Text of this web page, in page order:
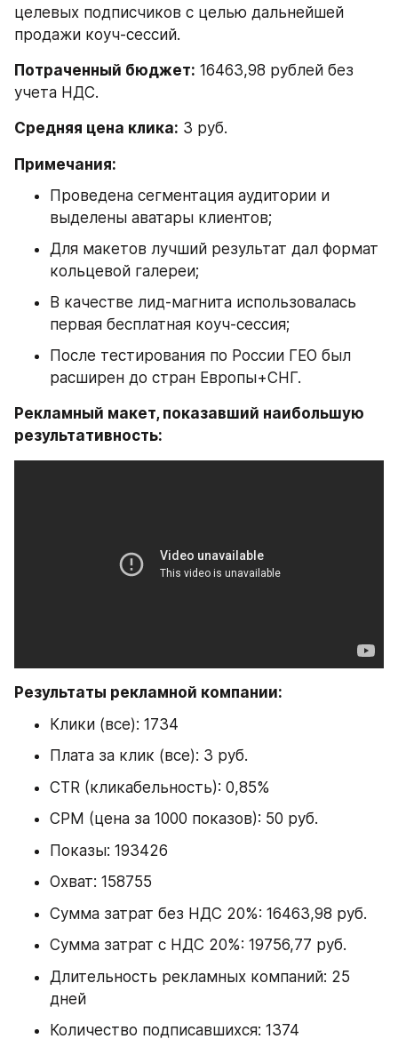
целевых подписчиков с целью дальнейшей
продажи коуч-сессий.
Потраченный бюджет: 16463,98 рублей без
учета НДС.
Средняя цена клика: 3 руб.
Примечания:
Проведена сегментация аудитории и
выделены аватары клиентов;
Для макетов лучший результат дал формат
кольцевой галереи;
В качестве лид-магнита использовалась
первая бесплатная коуч-сессия;
После тестирования по России ГЕО был
расширен до стран Европы+СНГ.
Рекламный макет, показавший наибольшую
результативность:
Результаты рекламной компании:
Клики (все): 1734
Плата за клик (все): 3 руб.
CTR (кликабельность): 0,85%
CPM (цена за 1000 показов): 50 руб.
Показы: 193426
Охват: 158755
Сумма затрат без НДС 20%: 16463,98 руб.
Сумма затрат с НДС 20%: 19756,77 руб.
Длительность рекламных компаний: 25
дней
Количество подписавшихся: 1374